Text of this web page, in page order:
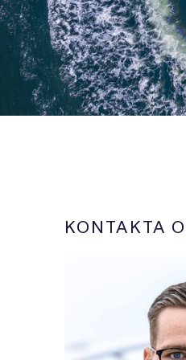
KONTAKTA